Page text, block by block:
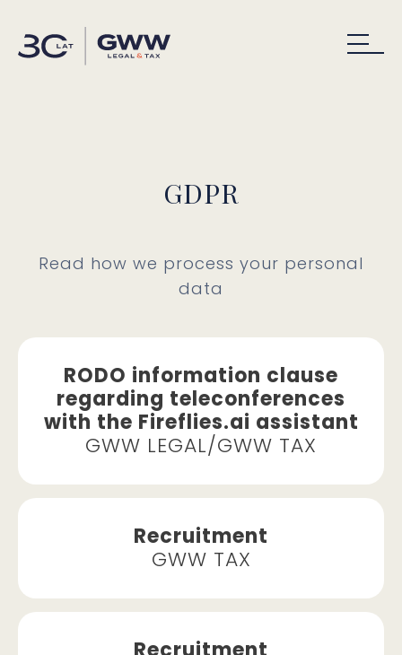
GDPR
Read how we process your personal
data
RODO information clause
regarding teleconferences
with the Fireflies.ai assistant
GWW LEGAL/GWW TAX
Recruitment
GWW TAX